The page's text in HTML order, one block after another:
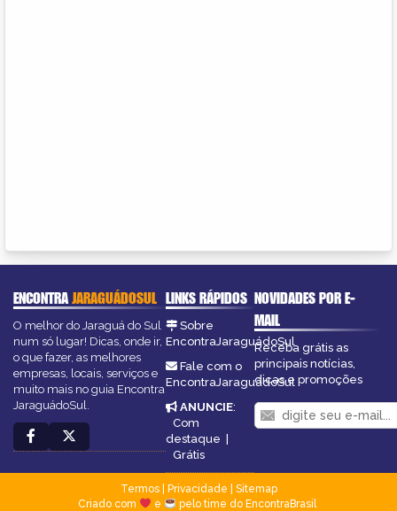
ENCONTRAJARAGUÁDOSUL
O melhor do Jaraguá do Sul
num só lugar! Dicas, onde ir,
o que fazer, as melhores
empresas, locais, serviços e
muito mais no guia Encontra
JaraguádoSul.
LINKS RÁPIDOS
Sobre
EncontraJaraguádoSul
Fale com o
EncontraJaraguádoSul
ANUNCIE:
Com
destaque |
Grátis
NOVIDADES POR E-
MAIL
Receba grátis as
principais notícias,
dicas e promoções
Termos| Privacidade
Sitemap
Criado com
e pelo time do EncontraBrasil